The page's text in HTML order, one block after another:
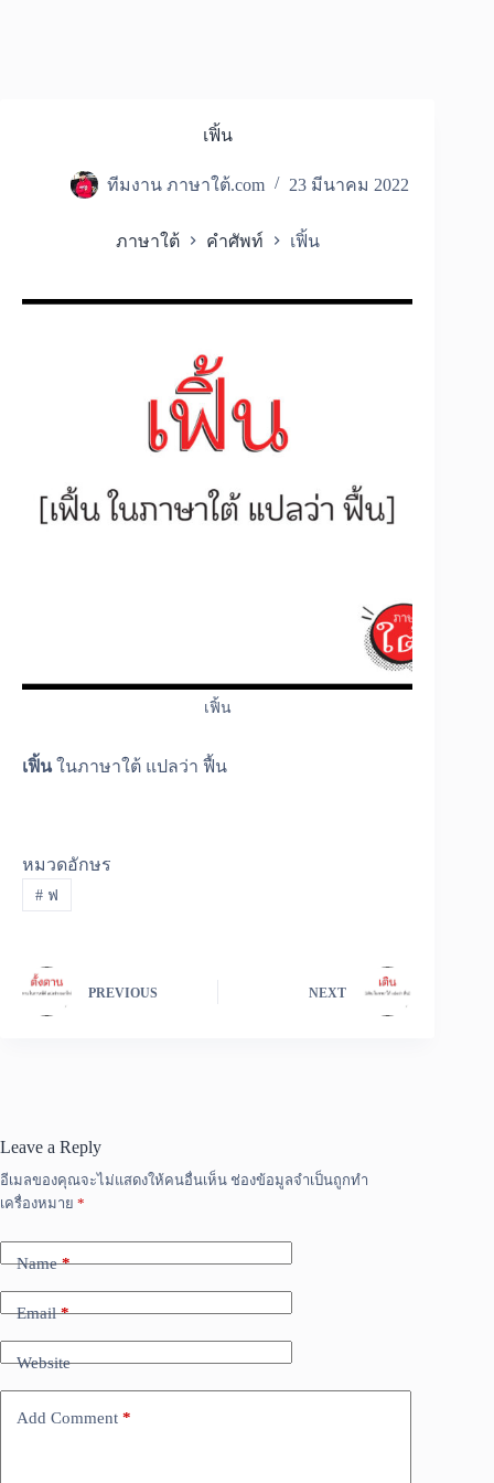
เฟิ้น
ทีมงาน ภาษาใต้.com 23 มีนาคม 2022
ภาษาใต้ คำศัพท์ เฟิ้น
เฟิ้น
เฟิ้นในภาษาใต้ แปลว่า ฟื้น
หมวดอักษร
#ฟ
PREVIOUS NEXT
Leave a Reply
อีเมลของคุณจะไม่แสดงให้คนอื่นเห็น ช่องข้อมูลจำเป็นถูกทำ
เครื่องหมาย *
Name*
Email*
Website
Add Comment *